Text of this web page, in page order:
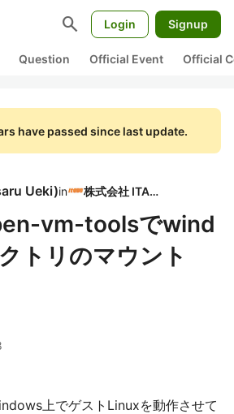
search Login Signup
Question Official Event Official
have passed since last update.
Ueki)in 株式会社 ITAGE
vm-toolsでwind
トリのマウント
上でゲストLinuxを動作させて